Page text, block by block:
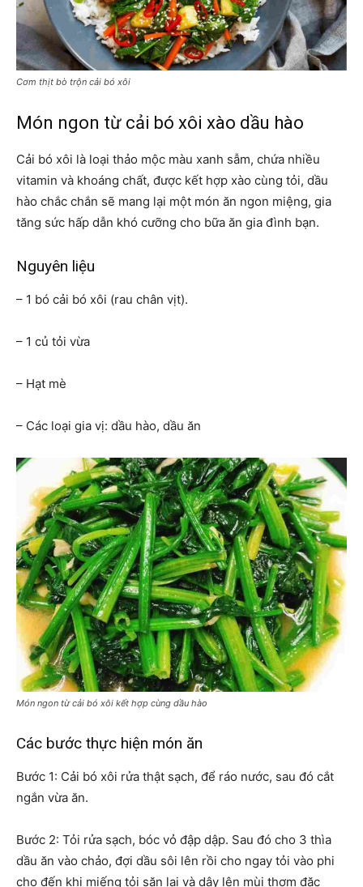
Cơm thịt bò trộn cải bó xôi
Món ngon từ cải bó xôi xào dầu hào
Cải bó xôi là loại thảo mộc màu xanh sẫm, chứa nhiều
vitamin và khoáng chất, được kết hợp xào cùng tỏi, dầu
hào chắc chắn sẽ mang lại một món ăn ngon miệng, gia
tăng sức hấp dẫn khó cưỡng cho bữa ăn gia đình bạn.
Nguyên liệu
– 1 bó cải bó xôi (rau chân vịt).
– 1 củ tỏi vừa
– Hạt mè
– Các loại gia vị: dầu hào, dầu ăn
Món ngon từ cải bó xôi kết hợp cùng dầu hào
Các bước thực hiện món ăn
Bước 1: Cải bó xôi rửa thật sạch, để ráo nước, sau đó cắt
ngắn vừa ăn.
Bước 2: Tỏi rửa sạch, bóc vỏ đập dập. Sau đó cho 3 thìa
dầu ăn vào chảo, đợi dầu sôi lên rồi cho ngay tỏi vào phi
cho đến khi miếng tỏi săn lại và dậy lên mùi thơm đặc